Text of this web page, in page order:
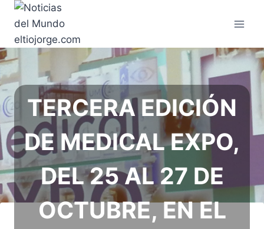
Saltar
contenido
TERCERA EDICIÓN
DE MEDICAL EXPO,
DEL 25 AL 27 DE
OCTUBRE, EN EL